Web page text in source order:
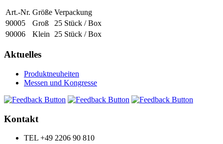
Art.-Nr. Größe Verpackung
90005
Groß
25 Stück / Box
90006
Klein 25 Stück / Box
Aktuelles
Produktneuheiten
Messen und Kongresse
Kontakt
TEL +49 2206 90 810